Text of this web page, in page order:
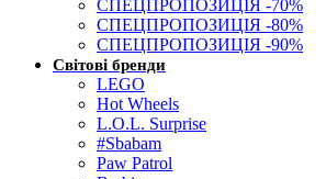
СПЕЦПРОПОЗИЦІЯ -70%
СПЕЦПРОПОЗИЦІЯ -80%
СПЕЦПРОПОЗИЦІЯ -90%
Світові бренди
LEGO
Hot Wheels
L.O.L. Surprise
#Sbabam
Paw Patrol